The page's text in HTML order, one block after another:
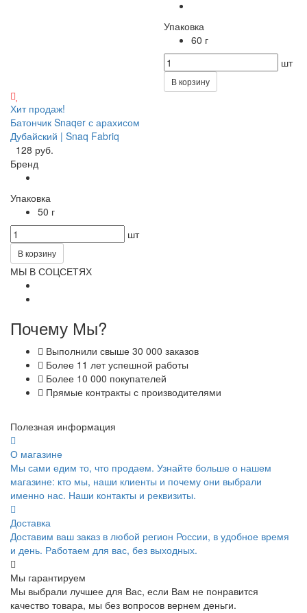
Упаковка
60 г
шт
В корзину
Хит продаж!
Батончик Snaqer с арахисом
Дубайский | Snaq Fabriq
128 руб.
Бренд
Упаковка
50 г
шт
В корзину
МЫ В СОЦСЕТЯХ
Почему Мы?
Выполнили свыше 30 000 заказов
Более 11 лет успешной работы
Более 10 000 покупателей
Прямые контракты с производителями
Полезная информация
О магазине
Мы сами едим то, что продаем. Узнайте больше о нашем
магазине: кто мы, наши клиенты и почему они выбрали
именно нас. Наши контакты и реквизиты.
Доставка
Доставим ваш заказ в любой регион России, в удобное время
и день. Работаем для вас, без выходных.
Мы гарантируем
Мы выбрали лучшее для Вас, если Вам не понравится
качество товара, мы без вопросов вернем деньги.